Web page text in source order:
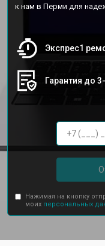
к нам в Перми для
Экспрес1
Гарантия до
Нажимая на кнопку
моих персональных